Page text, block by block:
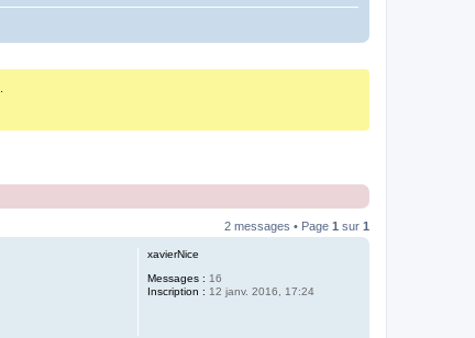
2 messages • Page 1 sur 1
xavierNice
Messages : 16
Inscription : 12 janv. 2016, 17:24